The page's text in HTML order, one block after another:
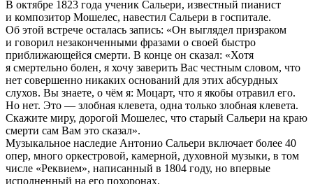
В октябре 1823 года ученик Сальери, известный пианист
и композитор Мошелес, навестил Сальери в госпитале.
Об этой встрече осталась запись: «Он выглядел призраком
и говорил незаконченными фразами о своей быстро
приближающейся смерти. В конце он сказал: «Хотя
я смертельно болен, я хочу заверить Вас честным словом, что
нет совершенно никаких оснований для этих абсурдных
слухов. Вы знаете, о чём я: Моцарт, что я якобы отравил его.
Но нет. Это — злобная клевета, одна только злобная клевета.
Скажите миру, дорогой Мошелес, что старый Сальери на краю
смерти сам Вам это сказал».
Музыкальное наследие Антонио Сальери включает более 40
опер, много оркестровой, камерной, духовной музыки, в том
числе «Реквием», написанный в 1804 году, но впервые
исполненный на его похоронах.